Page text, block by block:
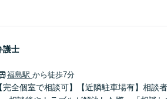
護士
福島駅 から徒歩7分
完全個室で相談可】【近隣駐車場有】相